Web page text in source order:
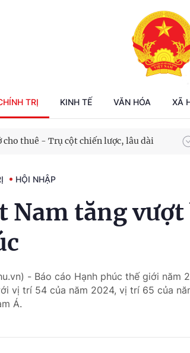
TRỊ KINH TẾ VĂN HÓA XÃ
nhà nước trong kỷ nguyên mới
Chiến dịch 500 ngày đêm tìm kiếm, quy tập và xác định danh tính hài cốt liệt sĩ
Bảo vệ nền tảng tư tưởng của Đảng trong kỷ nguyên phát triển mới
cho thuê - Trụ cột chiến lược, lâu dài
HỘI NHẬP
Nam tăng vượt
- Báo cáo Hạnh phúc thế giới
vị trí 54 của năm 2024, vị trí 65 của
Á.